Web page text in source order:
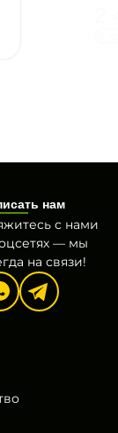
нам
с нами
— мы
на связи!